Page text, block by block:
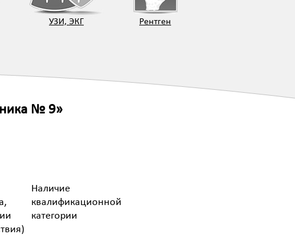
УЗИ, ЭКГ Рентген
№ 9»
Наличие
квалификационной
категории